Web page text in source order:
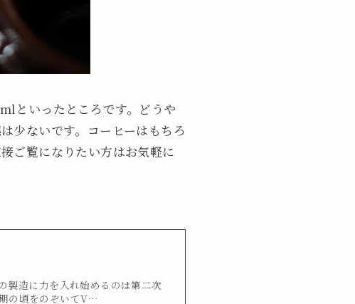
といったところです。どうや
少ないです。コーヒーはもちろ
ご覧になりたい方はお気軽に
造に力を入れ始めるのは第二次
の頃をのぞいてV…